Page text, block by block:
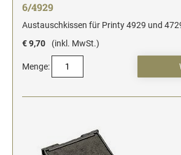
6/4929
Austauschkissen für Printy 4929 und
€ 9,70
(inkl. MwSt.)
Menge: